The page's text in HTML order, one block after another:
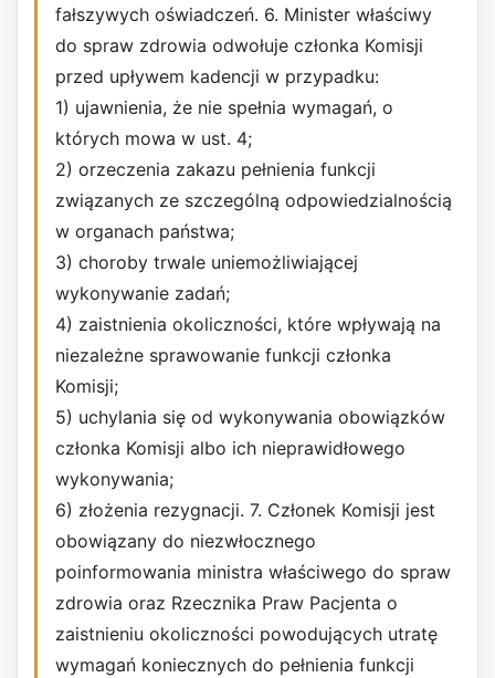
fałszywych oświadczeń. 6. Minister właściwy
do spraw zdrowia odwołuje członka Komisji
przed upływem kadencji w przypadku:
1) ujawnienia, że nie spełnia wymagań, o
których mowa w ust. 4;
2) orzeczenia zakazu pełnienia funkcji
związanych ze szczególną odpowiedzialnością
w organach państwa;
3) choroby trwale uniemożliwiającej
wykonywanie zadań;
4) zaistnienia okoliczności, które wpływają na
niezależne sprawowanie funkcji członka
Komisji;
5) uchylania się od wykonywania obowiązków
członka Komisji albo ich nieprawidłowego
wykonywania;
6) złożenia rezygnacji. 7. Członek Komisji jest
obowiązany do niezwłocznego
poinformowania ministra właściwego do spraw
zdrowia oraz Rzecznika Praw Pacjenta o
zaistnieniu okoliczności powodujących utratę
wymagań koniecznych do pełnienia funkcji